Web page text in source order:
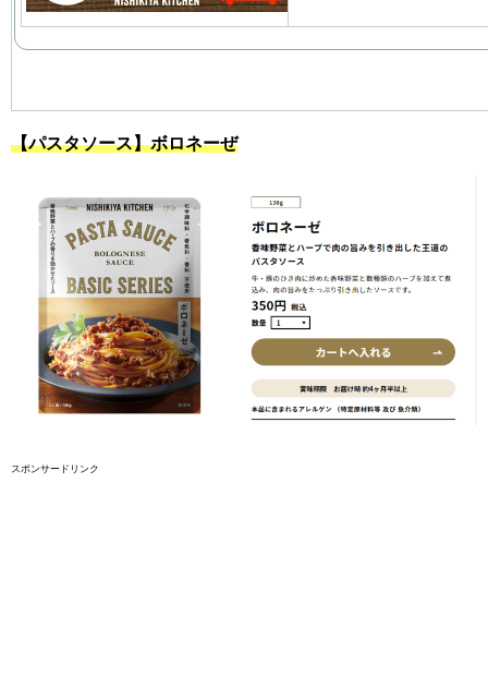
【パスタソース】ボロネーぜ
スポンサードリンク